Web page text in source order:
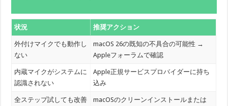
状況 推奨アクション
外付けマイクでも動作し
ない
macOS 26の既知の不具合の可能性 →
Appleフォーラムで確認
内蔵マイクがシステムに
認識されない
Apple正規サービスプロバイダーに持ち
込み
全ステップ試しても改善
macOSのクリーンインストールまたは